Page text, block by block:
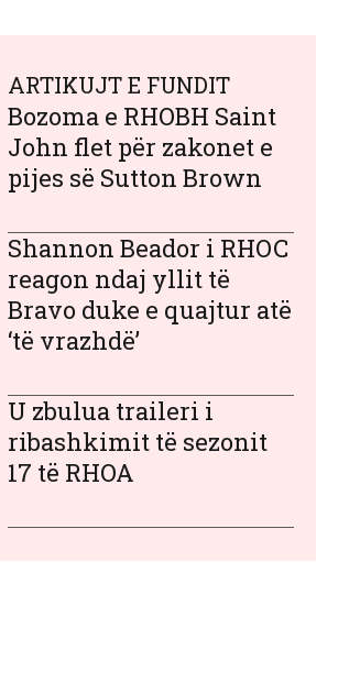
ARTIKUJT E FUNDIT
Bozoma e RHOBH Saint
John flet për zakonet e
pijes së Sutton Brown
Shannon Beador i RHOC
reagon ndaj yllit të
Bravo duke e quajtur atë
‘të vrazhdë’
U zbulua traileri i
ribashkimit të sezonit
17 të RHOA